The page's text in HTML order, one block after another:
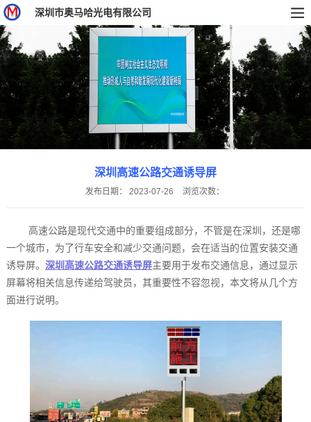
深圳市奥马哈光电有限公司
深圳高速公路交通诱导屏
发布日期： 2023-07-26 浏览次数：
高速公路是现代交通中的重要组成部分，不管是在深圳，还是哪
一个城市，为了行车安全和减少交通问题，会在适当的位置安装交通
诱导屏。 深圳高速公路交通诱导屏主要用于发布交通信息，通过显示
屏幕将相关信息传递给驾驶员，其重要性不容忽视，本文将从几个方
面进行说明。